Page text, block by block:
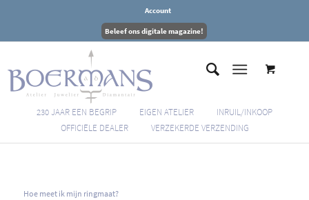
Account
Beleef ons digitale magazine!
230 JAAR EEN BEGRIP EIGEN ATELIER
INRUIL/INKOOP
OFFICIËLE DEALER
VERZEKERDE VERZENDING
Hoe meet ik mijn ringmaat?